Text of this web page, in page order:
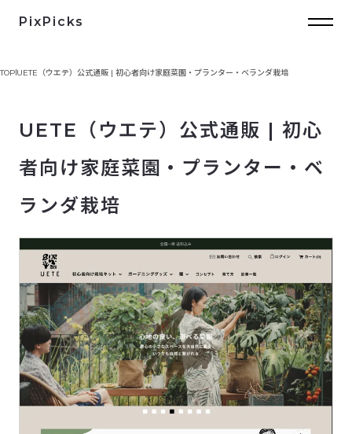
PixPicks
TOP UETE（ウエテ）公式通販 | 初心者向け家庭菜園・プランター・ベランダ栽培
UETE（ウエテ）公式通販 | 初心
者向け家庭菜園・プランター・ベ
ランダ栽培